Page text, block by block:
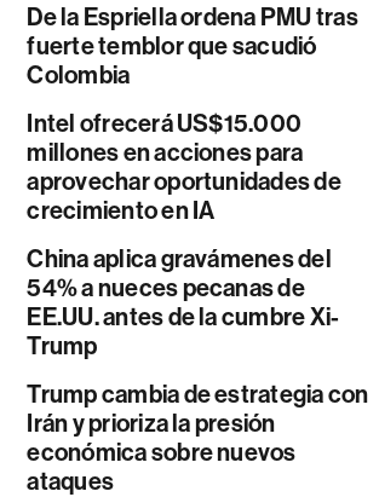
De la Espriella ordena PMU tras
fuerte temblor que sacudió
Colombia
Intel ofrecerá US$15.000
millones en acciones para
aprovechar oportunidades de
crecimiento en IA
China aplica gravámenes del
54% a nueces pecanas de
EE.UU. antes de la cumbre Xi-
Trump
Trump cambia de estrategia con
Irán y prioriza la presión
económica sobre nuevos
ataques